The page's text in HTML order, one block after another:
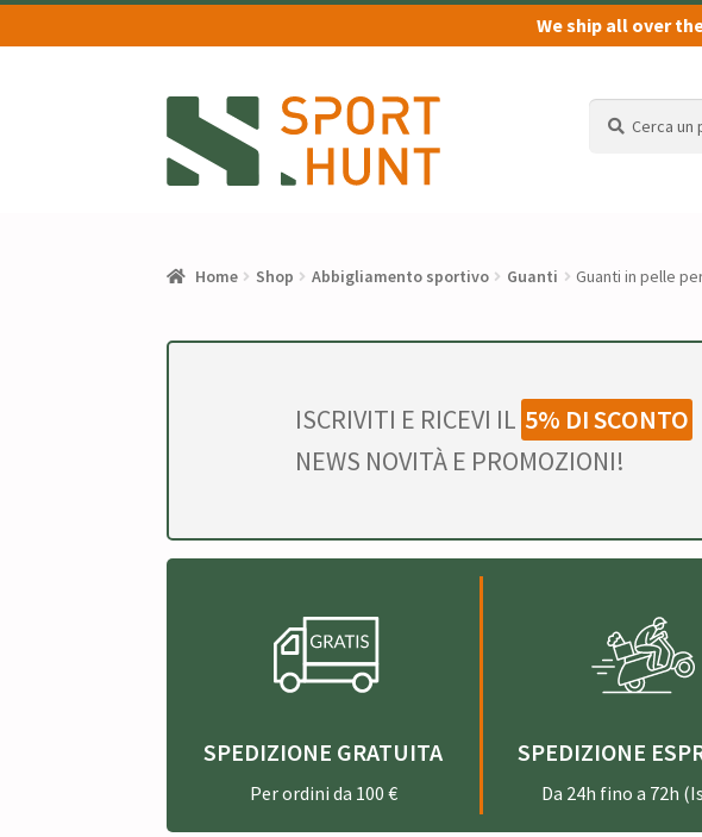
We ship all over
alla
navigazione
al
contenuto
Home Shop Abbigliamento sportivo Guanti Guanti in pelle
ISCRIVITI E RICEVI IL 5% DI SCONTO
NEWS NOVITÀ E PROMOZIONI!
SPEDIZIONE GRATUITA
Per ordini da 100 €
SPEDIZIONE
Da 24h fino a 72h